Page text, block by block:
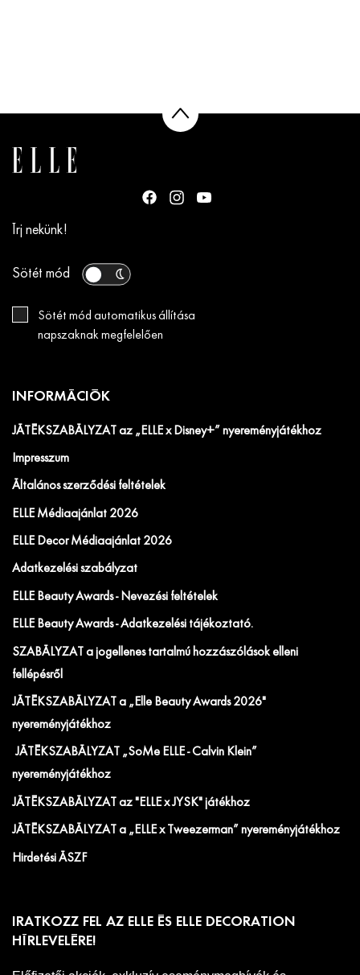
Írj nekünk!
Sötét mód
Sötét mód automatikus állítása
napszaknak megfelelően
INFORMÁCIÓK
JÁTÉKSZABÁLYZAT az „ELLE x Disney+” nyereményjátékhoz
Impresszum
Általános szerződési feltételek
ELLE Médiaajánlat 2026
ELLE Decor Médiaajánlat 2026
Adatkezelési szabályzat
ELLE Beauty Awards - Nevezési feltételek
ELLE Beauty Awards - Adatkezelési tájékoztató.
SZABÁLYZAT a jogellenes tartalmú hozzászólások elleni
fellépésről
JÁTÉKSZABÁLYZAT a „Elle Beauty Awards 2026"
nyereményjátékhoz
JÁTÉKSZABÁLYZAT „SoMe ELLE - Calvin Klein”
nyereményjátékhoz
JÁTÉKSZABÁLYZAT az "ELLE x JYSK" játékhoz
JÁTÉKSZABÁLYZAT a „ELLE x Tweezerman” nyereményjátékhoz
Hirdetési ÁSZF
IRATKOZZ FEL AZ ELLE ÉS ELLE DECORATION
HÍRLEVELÉRE!